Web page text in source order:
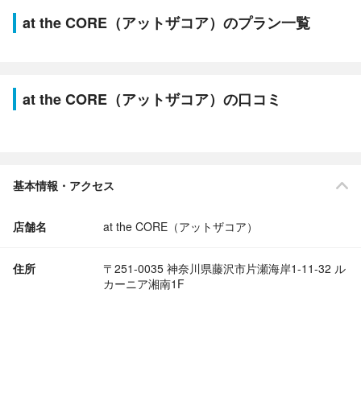
at the CORE（アットザコア）のプラン一覧
at the CORE（アットザコア）の口コミ
基本情報・アクセス
店舗名 at the CORE（アットザコア）
住所
〒251-0035 神奈川県藤沢市片瀬海岸1-11-32 ル
カーニア湘南1F